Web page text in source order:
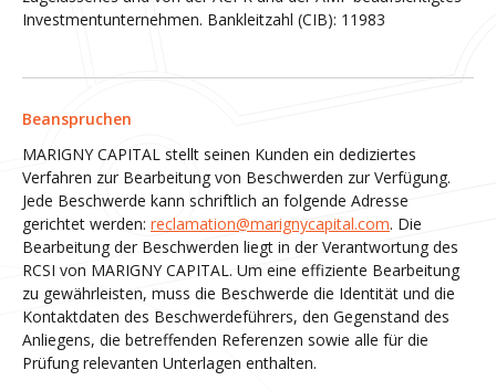
Investmentunternehmen. Bankleitzahl (CIB): 11983
Beanspruchen
MARIGNY CAPITAL stellt seinen Kunden ein dediziertes
Verfahren zur Bearbeitung von Beschwerden zur Verfügung.
Jede Beschwerde kann schriftlich an folgende Adresse
gerichtet werden: reclamation@marignycapital.com. Die
Bearbeitung der Beschwerden liegt in der Verantwortung des
RCSI von MARIGNY CAPITAL. Um eine effiziente Bearbeitung
zu gewährleisten, muss die Beschwerde die Identität und die
Kontaktdaten des Beschwerdeführers, den Gegenstand des
Anliegens, die betreffenden Referenzen sowie alle für die
Prüfung relevanten Unterlagen enthalten.